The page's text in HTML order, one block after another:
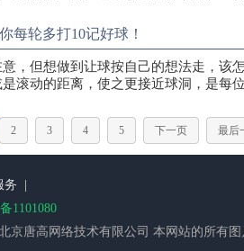
每轮多打10记好球！
，但想做到让球按自己的想法走，该
滚动的距离，使之更接近球洞，是每
2 3 4 5 下一页 最后
务
1101080
京唐高网络技术有限公司 本网站的所有